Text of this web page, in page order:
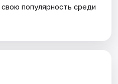
популярность среди